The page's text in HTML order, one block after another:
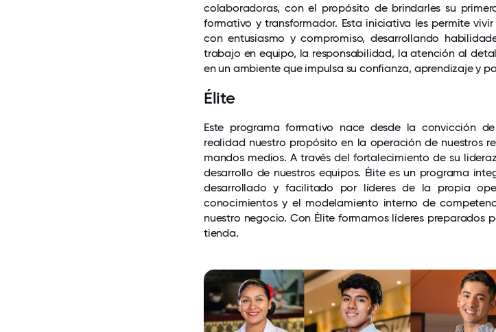
colaboradoras, con el propósito de brindarles su
formativo y transformador. Esta iniciativa les permite
con entusiasmo y compromiso, desarrollando
trabajo en equipo, la responsabilidad, la atención al
en un ambiente que impulsa su confianza, aprendizaje y
Élite
Este programa formativo nace desde la convicción
realidad nuestro propósito en la operación de nuestros
mandos medios. A través del fortalecimiento de su
desarrollo de nuestros equipos. Élite es un programa
desarrollado y facilitado por líderes de la propia
conocimientos y el modelamiento interno de
nuestro negocio. Con Élite formamos líderes preparados
tienda.